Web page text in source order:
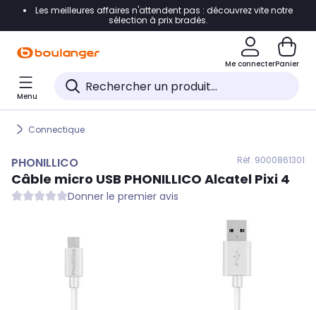
Accéder directement à la navigation
Accéder directement au pied de page
Accéder directement au chatbot
Les meilleures affaires n'attendent pas : découvrez vite notre
sélection à prix bradés.
Me connecterPanier
Menu
Connectique
PHONILLICO Réf. 9000861301
Câble micro USB PHONILLICO Alcatel Pixi 4
Donner le premier avis